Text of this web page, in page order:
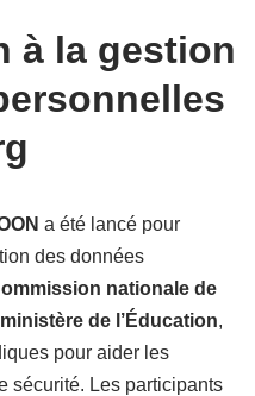
à la gestion
a été lancé pour
des données
nationale de
ministère de l’Éducation,
pour aider les
sécurité. Les participants